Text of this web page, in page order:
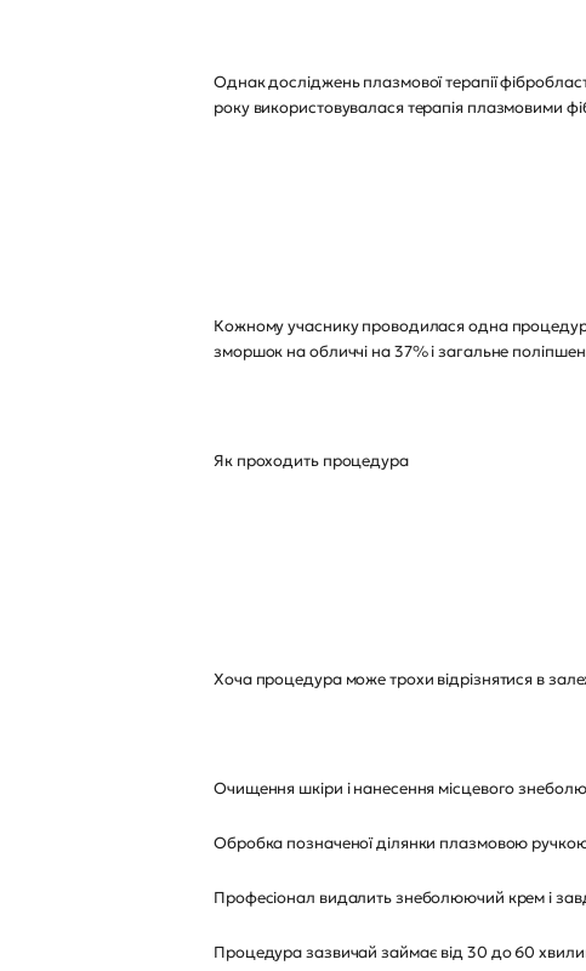
Однак досліджень плазмової терапії
року використовувалася терапія плазмовими
Кожному учаснику проводилася одна
зморшок на обличчі на 37% і загальне
Як проходить процедура
Хоча процедура може трохи відрізнятися в
Очищення шкіри і нанесення місцевого
Обробка позначеної ділянки плазмовою ручкою.
Професіонал видалить знеболюючий крем і
Процедура зазвичай займає від 30 до 60